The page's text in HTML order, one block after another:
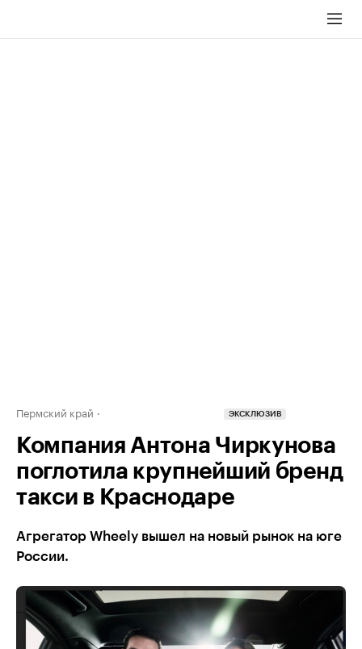
Пермский край ЭКСКЛЮЗИВ
Компания Антона Чиркунова
поглотила крупнейший бренд
такси в Краснодаре
Агрегатор Wheely вышел на новый рынок на юге
России.